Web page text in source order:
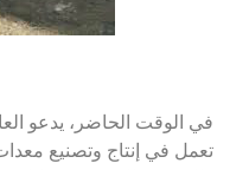
في الوقت الحاضر، يدعو
تعمل في إنتاج وتصنيع